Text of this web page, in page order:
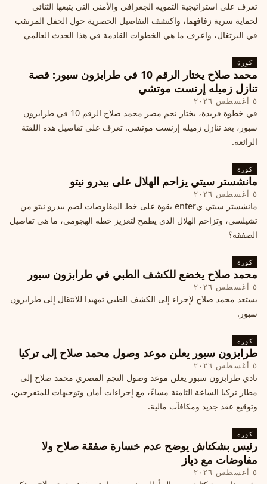
تعرف على استراتيجية التمويه الجغرافي والأمني التي يتبعها الثنائي
لحماية سرية زفافهما، واكتشف التفاصيل الحصرية حول الحفل المرتقب
في البرتغال، واعرف ما هي الخطوات القادمة في هذا الحدث العالمي
كورة
محمد صلاح يختار الرقم 10 في طرابزون سبور: قصة
تنازل زميله إرنست موتشي
٥ أغسطس ٢٠٢٦
في خطوة فريدة، يختار نجم مصر محمد صلاح الرقم 10 في طرابزون
سبور، بعد تنازل زميله إرنست موتشي. تعرف على تفاصيل هذه اللفتة
الرائعة.
كورة
مانشستر سيتي يزاحم الهلال على بيدرو نيتو
٥ أغسطس ٢٠٢٦
مانشستر سيتي يenter بقوة على خط المفاوضات لضم بيدرو نيتو من
تشيلسي، وتزاحم الهلال الذي يطمح لتعزيز خطه الهجومي، ما هي تفاصيل
الصفقة؟
كورة
محمد صلاح يخضع للكشف الطبي في طرابزون سبور
٥ أغسطس ٢٠٢٦
يستعد محمد صلاح لإجراء إلى الكشف الطبي تمهيدا للانتقال إلى طرابزون
سبور.
كورة
طرابزون سبور يعلن موعد وصول محمد صلاح إلى تركيا
٥ أغسطس ٢٠٢٦
نادي طرابزون سبور يعلن موعد وصول النجم المصري محمد صلاح إلى
مطار تركيا الساعة الثامنة مساءً، مع إجراءات أمان وتوجيهات للمتفرجين،
وتوقيع عقد جديد ومكافآت مالية.
كورة
رئيس بشكتاش يوضح عدم خسارة صفقة صلاح ولا
مفاوضات مع دياز
٥ أغسطس ٢٠٢٦